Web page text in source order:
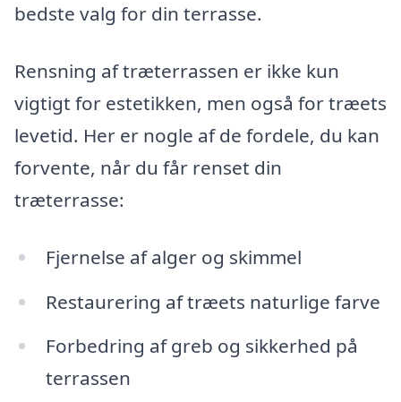
bedste valg for din terrasse.
Rensning af træterrassen er ikke kun
vigtigt for estetikken, men også for træets
levetid. Her er nogle af de fordele, du kan
forvente, når du får renset din
træterrasse:
Fjernelse af alger og skimmel
Restaurering af træets naturlige farve
Forbedring af greb og sikkerhed på
terrassen